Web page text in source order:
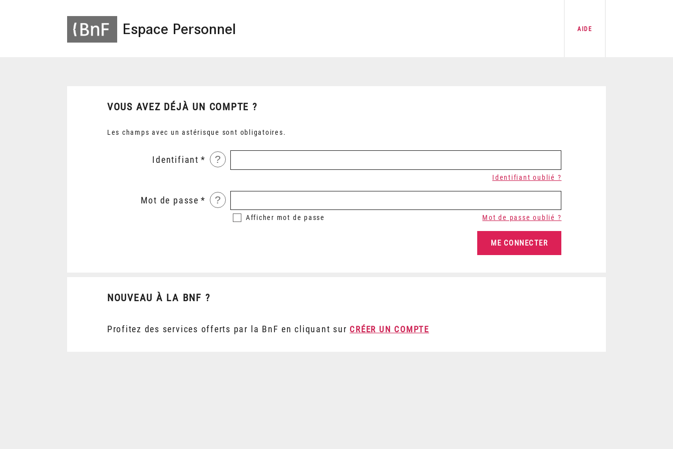
Espace Personnel AIDE
VOUS AVEZ DÉJÀ UN COMPTE ?
Les champs avec un astérisque sont obligatoires.
Identifiant ?
Identifiant oublié ?
Mot de passe ?
Afficher mot de passe Mot de passe oublié ?
NOUVEAU À LA BNF ?
Profitez des services offerts par la BnF en cliquant sur CRÉER UN COMPTE